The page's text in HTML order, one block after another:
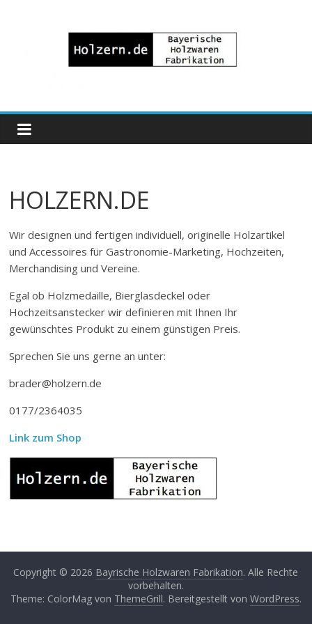
Bayrische
Holzwaren
Fabrikation
HOLZERN.DE
Wir designen und fertigen individuell, originelle Holzartikel
und Accessoires für Gastronomie-Marketing, Hochzeiten,
Merchandising und Vereine.
Egal ob Holzmedaille, Bierglasdeckel oder
Hochzeitsanstecker wir definieren mit Ihnen Ihr
gewünschtes Produkt zu einem günstigen Preis.
Sprechen Sie uns gerne an unter:
brader@holzern.de
0177/2364035
Link zum Shop
Copyright © 2026 Bayrische Holzwaren Fabrikation. Alle Rechte
vorbehalten.
Theme: ColorMag von ThemeGrill. Bereitgestellt von WordPress.